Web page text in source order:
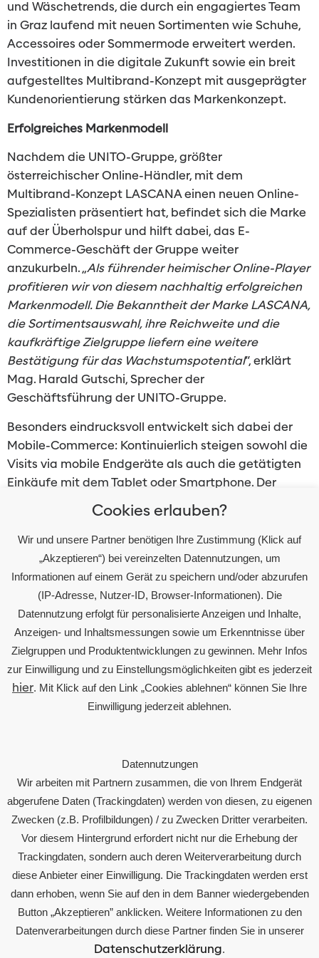
und Wäschetrends, die durch ein engagiertes Team
in Graz laufend mit neuen Sortimenten wie Schuhe,
Accessoires oder Sommermode erweitert werden.
Investitionen in die digitale Zukunft sowie ein breit
aufgestelltes Multibrand-Konzept mit ausgeprägter
Kundenorientierung stärken das Markenkonzept.
Erfolgreiches Markenmodell
Nachdem die UNITO-Gruppe, größter
österreichischer Online-Händler, mit dem
Multibrand-Konzept LASCANA einen neuen Online-
Spezialisten präsentiert hat, befindet sich die Marke
auf der Überholspur und hilft dabei, das E-
Commerce-Geschäft der Gruppe weiter
anzukurbeln. „Als führender heimischer Online-Player
profitieren wir von diesem nachhaltig erfolgreichen
Markenmodell. Die Bekanntheit der Marke LASCANA,
die Sortimentsauswahl, ihre Reichweite und die
kaufkräftige Zielgruppe liefern eine weitere
Bestätigung für das Wachstumspotential“, erklärt
Mag. Harald Gutschi, Sprecher der
Geschäftsführung der UNITO-Gruppe.
Besonders eindrucksvoll entwickelt sich dabei der
Mobile-Commerce: Kontinuierlich steigen sowohl die
Visits via mobile Endgeräte als auch die getätigten
Einkäufe mit dem Tablet oder Smartphone. Der
56,6 Prozent, das ergibt einen durchschnittlichen
Zuwachs des Mobile-Anteils seit 2015 von 23 Prozent,
Tendenz weiterhin stark steigend. Im
Vorjahresvergleich wächst der Anteil gar um 70
Prozent. „In Zeiten der Digitalisierung ist und bleibt
vor allem das Smartphone das größte
Shoppingcenter in der Hosentasche“, so Gutschi.
Partner
Presse
Kontakt
Rechtliches
Impressum
Datenschutz
Cookies erlauben?
Wir und unsere Partner benötigen Ihre Zustimmung (Klick auf
„Akzeptieren“) bei vereinzelten Datennutzungen, um
Informationen auf einem Gerät zu speichern und/oder abzurufen
(IP-Adresse, Nutzer-ID, Browser-Informationen). Die
Datennutzung erfolgt für personalisierte Anzeigen und Inhalte,
Anzeigen- und Inhaltsmessungen sowie um Erkenntnisse über
Zielgruppen und Produktentwicklungen zu gewinnen. Mehr Infos
zur Einwilligung und zu Einstellungsmöglichkeiten gibt es jederzeit
hier. Mit Klick auf den Link „Cookies ablehnen“ können Sie Ihre
Einwilligung jederzeit ablehnen.
Datennutzungen
Wir arbeiten mit Partnern zusammen, die von Ihrem Endgerät
abgerufene Daten (Trackingdaten) werden von diesen, zu eigenen
Zwecken (z.B. Profilbildungen) / zu Zwecken Dritter verarbeiten.
Vor diesem Hintergrund erfordert nicht nur die Erhebung der
Trackingdaten, sondern auch deren Weiterverarbeitung durch
diese Anbieter einer Einwilligung. Die Trackingdaten werden erst
dann erhoben, wenn Sie auf den in dem Banner wiedergebenden
Button „Akzeptieren” anklicken. Weitere Informationen zu den
Datenverarbeitungen durch diese Partner finden Sie in unserer
Datenschutzerklärung.